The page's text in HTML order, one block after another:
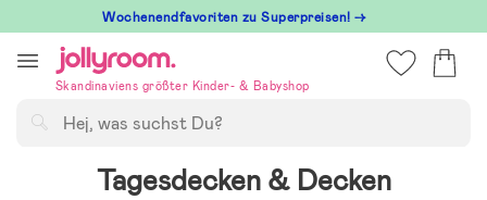
till
innehållet
Wochenendfavoriten zu Superpreisen! →
Skandinaviens größter Kinder- & Babyshop
Tagesdecken & Decken